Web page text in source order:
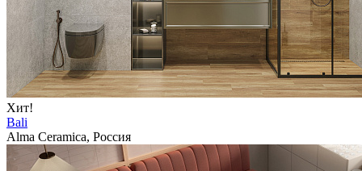
Хит!
Bali
Alma Ceramica, Россия